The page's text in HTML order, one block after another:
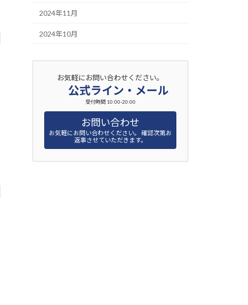
2024年11月
2024年10月
お気軽にお問い合わせください。
公式ライン・メール
受付時間 10:00-20:00
お問い合わせ
お気軽にお問い合わせください。 確認次第お
返事させていただきます。